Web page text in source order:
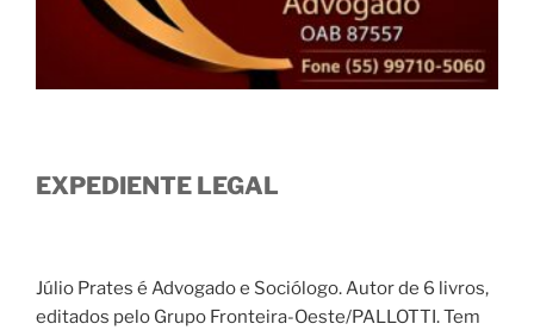
EXPEDIENTE LEGAL
Júlio Prates é Advogado e Sociólogo. Autor de 6 livros,
editados pelo Grupo Fronteira-Oeste/PALLOTTI. Tem